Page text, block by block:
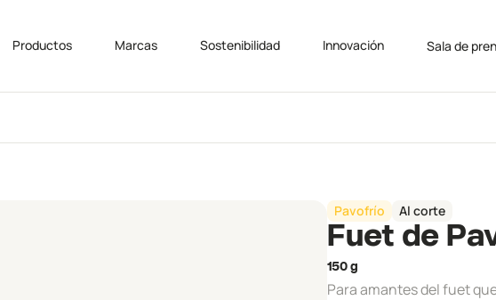
Productos Marcas Sostenibilidad Innovación Sala de
Pavofrío Al corte
Fuet de
150 g
Para amantes del fuet